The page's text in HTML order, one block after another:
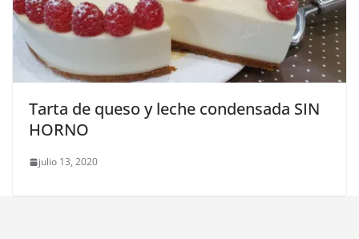
Tarta de queso y leche condensada SIN
HORNO
julio 13, 2020